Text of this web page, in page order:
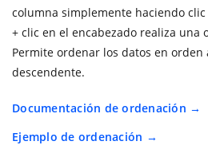
columna simplemente haciendo
+ clic en el encabezado realiza una
Permite ordenar los datos en orden
descendente.
Documentación de ordenación
Ejemplo de ordenación